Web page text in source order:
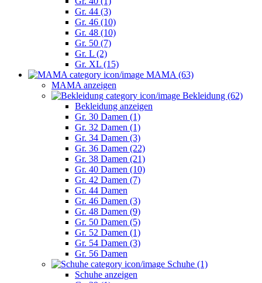
Gr. 44 (3)
Gr. 46 (10)
Gr. 48 (10)
Gr. 50 (7)
Gr. L (2)
Gr. XL (15)
MAMA (63)
MAMA anzeigen
Bekleidung (62)
Bekleidung anzeigen
Gr. 30 Damen (1)
Gr. 32 Damen (1)
Gr. 34 Damen (3)
Gr. 36 Damen (22)
Gr. 38 Damen (21)
Gr. 40 Damen (10)
Gr. 42 Damen (7)
Gr. 44 Damen
Gr. 46 Damen (3)
Gr. 48 Damen (9)
Gr. 50 Damen (5)
Gr. 52 Damen (1)
Gr. 54 Damen (3)
Gr. 56 Damen
Schuhe (1)
Schuhe anzeigen